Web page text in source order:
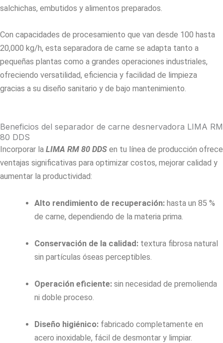
salchichas, embutidos y alimentos preparados.
Con capacidades de procesamiento que van desde 100 hasta
20,000 kg/h, esta separadora de carne se adapta tanto a
pequeñas plantas como a grandes operaciones industriales,
ofreciendo versatilidad, eficiencia y facilidad de limpieza
gracias a su diseño sanitario y de bajo mantenimiento.
Beneficios del separador de carne desnervadora LIMA RM
80 DDS
Incorporar la LIMA RM 80 DDS en tu línea de producción ofrece
ventajas significativas para optimizar costos, mejorar calidad y
aumentar la productividad:
Alto rendimiento de recuperación: hasta un 85 %
de carne, dependiendo de la materia prima.
Conservación de la calidad: textura fibrosa natural
sin partículas óseas perceptibles.
Operación eficiente: sin necesidad de premolienda
ni doble proceso.
Diseño higiénico: fabricado completamente en
acero inoxidable, fácil de desmontar y limpiar.